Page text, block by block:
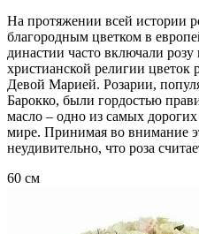
На протяжении всей истории
благородным цветком в
династии часто включали
христианской религии цветок
Девой Марией. Розарии,
Барокко, были гордостью
масло – одно из самых
мире. Принимая во внимание
неудивительно, что роза
60 см